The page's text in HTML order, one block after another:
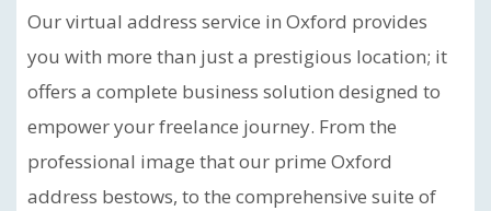
Our virtual address service in Oxford provides
you with more than just a prestigious location; it
offers a complete business solution designed to
empower your freelance journey. From the
professional image that our prime Oxford
address bestows, to the comprehensive suite of